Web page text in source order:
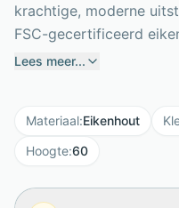
krachtige, moderne
FSC-gecertificeerd
afwerking in de kleur
diepte van 44 cm
je televisie en media-
accessoires netjes uit
Lees meer...
Materiaal:Eikenhout
Hoogte:60